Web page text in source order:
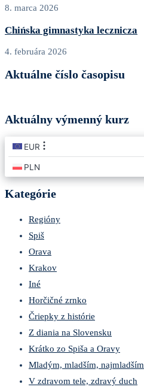
8. marca 2026
Chińska gimnastyka lecznicza
4. februára 2026
Aktuálne číslo časopisu
Aktuálny výmenný kurz
Kategórie
Regióny
Spiš
Orava
Krakov
Iné
Horčičné zrnko
Čriepky z histórie
Z diania na Slovensku
Krátko zo Spiša a Oravy
Mladým, mladším, najmladším
V zdravom tele, zdravý duch